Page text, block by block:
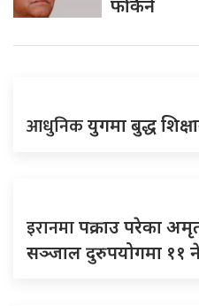
फर्किने
आधुनिकयुगमा बुद्ध
इरानमापक्राउ परेका
सञ्जाल दुरुपयोगमा ११